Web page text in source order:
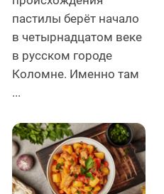
пастилы берёт начало
в четырнадцатом веке
в русском городе
Коломне. Именно там
...